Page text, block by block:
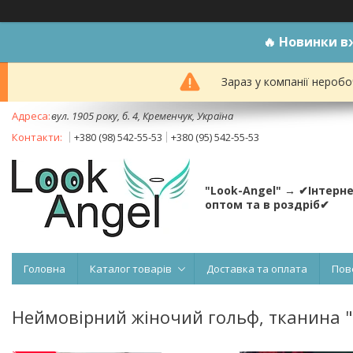
🔥 Новинки
Зараз у компанії
вул. 1905 року, б. 4, Кременчук, Україна
+380 (98) 542-55-53
+380 (95) 542-55-53
"Look-Angel" →
оптом та в роздріб✔
Головна Каталог товарів Доставка та оплата
Неймовірний жіночий гольф, тканина